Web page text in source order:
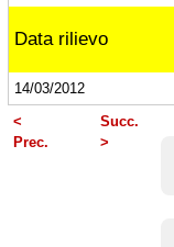
Data rilievo
14/03/2012
<
Prec.
Succ.
>